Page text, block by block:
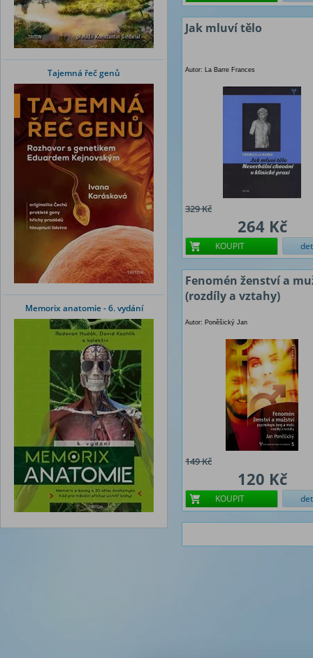
Tajemná řeč genů
Memorix anatomie - 6. vydání
Jak mluví tělo
Autor: La Barre Frances
329 Kč
264 Kč
KOUPIT
Fenomén ženství a
(rozdíly a vztahy)
Autor: Poněšický Jan
149 Kč
120 Kč
KOUPIT